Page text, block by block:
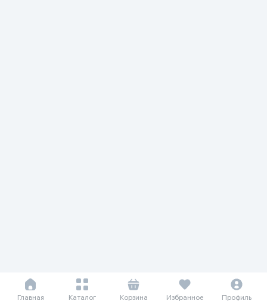
Главная Каталог Корзина Избранное Профиль